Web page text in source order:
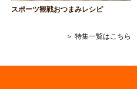
スポーツ観戦おつまみレシピ
＞ 特集一覧はこちら